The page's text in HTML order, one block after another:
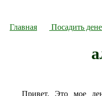
Главная Посадить
Привет. Это мое